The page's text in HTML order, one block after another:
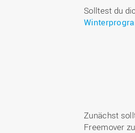
Solltest du
Zunächst
Freemover